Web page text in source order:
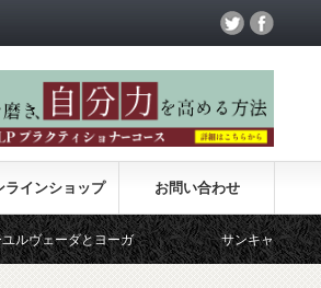
ラインショップ お問い合わせ
とヨーガ サンキャ哲学